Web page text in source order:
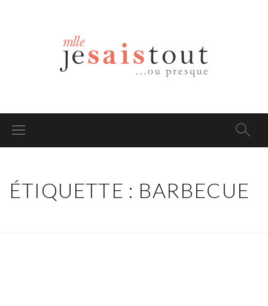
ÉTIQUETTE : BARBECUE